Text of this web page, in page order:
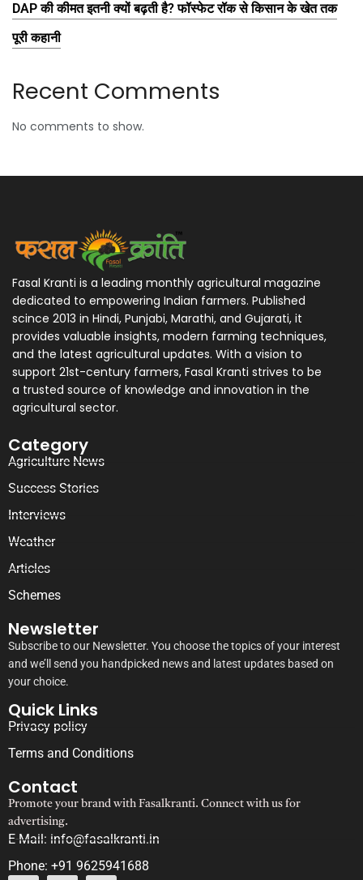
DAP की कीमत इतनी क्यों बढ़ती है? फॉस्फेट रॉक से किसान के खेत तक
पूरी कहानी
Recent Comments
No comments to show.
Fasal Kranti is a leading monthly agricultural magazine
dedicated to empowering Indian farmers. Published
scince 2013 in Hindi, Punjabi, Marathi, and Gujarati, it
provides valuable insights, modern farming techniques,
and the latest agricultural updates. With a vision to
support 21st-century farmers, Fasal Kranti strives to be
a trusted source of knowledge and innovation in the
agricultural sector.
Category
Agriculture News
Success Stories
Interviews
Weather
Articles
Schemes
Newsletter
Subscribe to our Newsletter. You choose the topics of your interest
and we’ll send you handpicked news and latest updates based on
your choice.
Quick Links
Privacy policy
Terms and Conditions
Contact
Promote your brand with Fasalkranti. Connect with us for
advertising.
E-Mail: info@fasalkranti.in
Phone: +91 9625941688